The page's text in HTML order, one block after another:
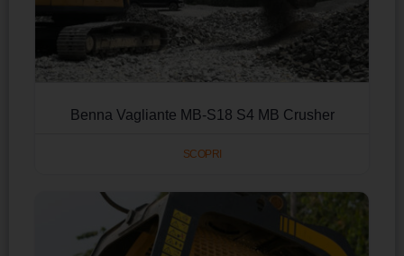
Benna Vagliante MB-S18 S4 MB Crusher
SCOPRI